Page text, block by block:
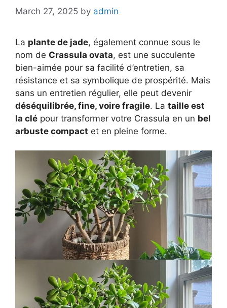
March 27, 2025 by admin
La plante de jade, également connue sous le
nom de Crassula ovata, est une succulente
bien-aimée pour sa facilité d’entretien, sa
résistance et sa symbolique de prospérité. Mais
sans un entretien régulier, elle peut devenir
déséquilibrée, fine, voire fragile. La taille est
la clé pour transformer votre Crassula en un bel
arbuste compact et en pleine forme.